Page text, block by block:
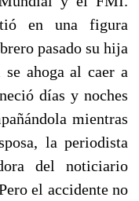
en una figura
pasado su hija
se ahoga al caer a
días y noches
mientras
la periodista
del noticiario
el accidente no